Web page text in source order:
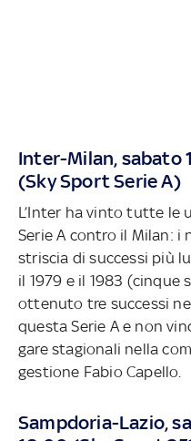
Inter-Milan, sabato
(Sky Sport Serie A)
L’Inter ha vinto tutte
Serie A contro il Milan: i
striscia di successi più
il 1979 e il 1983 (cinque
ottenuto tre successi
questa Serie A e non
gare stagionali nella
gestione Fabio Capello.
Sampdoria-Lazio,